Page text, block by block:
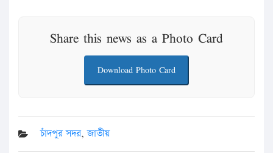
Share this news as a Photo Card
Download Photo Card
চাঁদপুর সদর,জাতীয়